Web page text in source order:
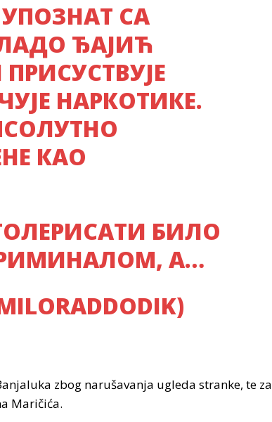
СА
ЂАЈИЋ
НАРКОТИКЕ.
КАО
БИЛО
А…
zbog narušavanja ugleda stranke, te za
Maričića.